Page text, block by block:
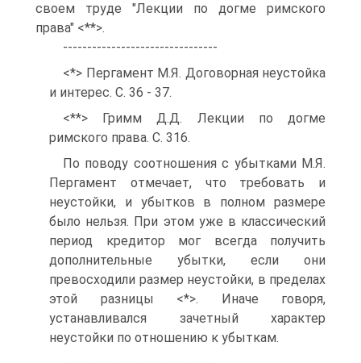
своем труде "Лекции по догме римского
права" <**>.
--------------------------------
<*> Пергамент М.Я. Договорная неустойка
и интерес. С. 36 - 37.
<**> Гримм Д.Д. Лекции по догме
римского права. С. 316.
По поводу соотношения с убытками М.Я.
Пергамент отмечает, что требовать и
неустойки, и убытков в полном размере
было нельзя. При этом уже в классический
период кредитор мог всегда получить
дополнительные убытки, если они
превосходили размер неустойки, в пределах
этой разницы <*>. Иначе говоря,
устанавливался зачетный характер
неустойки по отношению к убыткам.